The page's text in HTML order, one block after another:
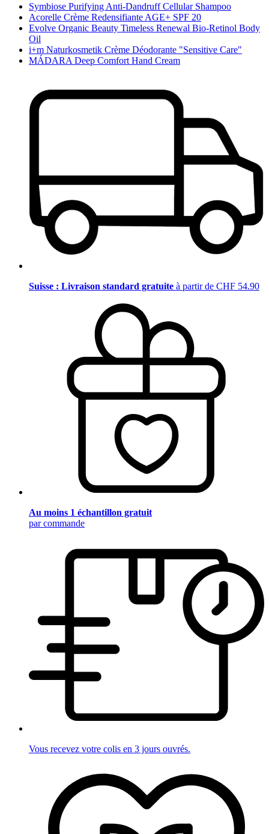
Symbiose Purifying Anti-Dandruff Cellular Shampoo
Acorelle Crème Redensifiante AGE+ SPF 20
Evolve Organic Beauty Timeless Renewal Bio-Retinol Body
Oil
i+m Naturkosmetik Crème Déodorante "Sensitive Care"
MÁDARA Deep Comfort Hand Cream
Suisse : Livraison standard gratuite à partir de CHF 54.90
Au moins 1 échantillon gratuit
par commande
Vous recevez votre colis en 3 jours ouvrés.